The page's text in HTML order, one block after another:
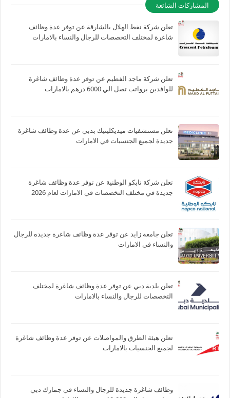
المشاركات الشائعة
تعلن شركة نفط الهلال بالشارقة عن توفر عدة وظائف
شاغرة لمختلف التخصصات للرجال والنساء بالامارات
تعلن شركة ماجد الفطيم عن توفر عدة وظائف شاغرة
للوافدين برواتب تصل الي 6000 درهم بالامارات
تعلن مستشفيات ميديكلينيك بدبي عن عدة وظائف شاغرة
جديدة لجميع الجنسيات في الامارات
تعلن شركة نابكو الوطنية عن توفر عدة وظائف شاغرة
جديدة في مختلف التخصصات في الامارات لعام 2026
تعلن جامعة زايد عن توفر عدة وظائف شاغرة جديده للرجال
والنساء في الامارات
تعلن بلدية دبي عن توفر عدة وظائف شاغرة لمختلف
التخصصات للرجال والنساء بالامارات
تعلن هيئة الطرق والمواصلات عن توفر عدة وظائف شاغرة
لجميع الجنسيات بالامارات
وظائف شاغرة جديدة للرجال والنساء في جمارك دبي